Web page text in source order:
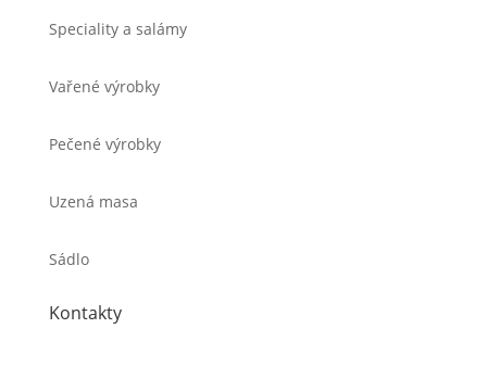
Speciality a salámy
Vařené výrobky
Pečené výrobky
Uzená masa
Sádlo
Kontakty